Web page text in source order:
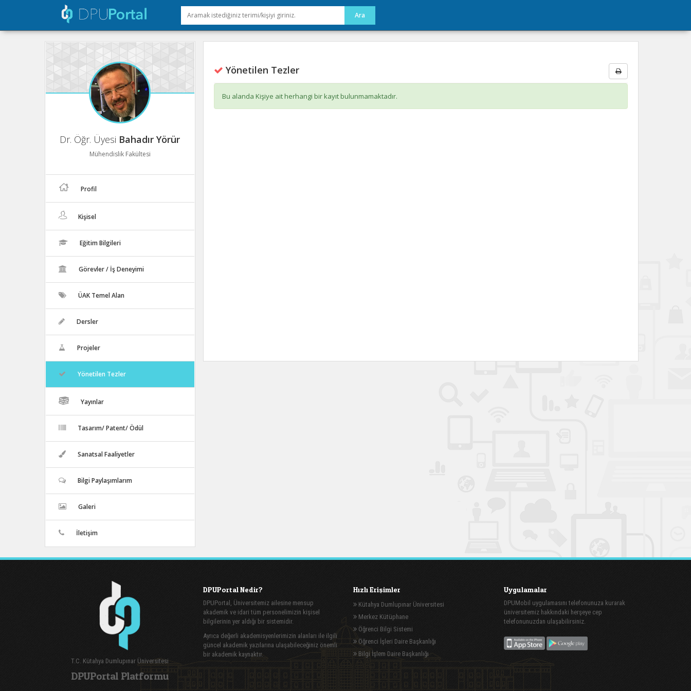
Dr. Öğr. Üyesi Bahadır Yörür
Mühendislik Fakültesi
Profil
Kişisel
Eğitim Bilgileri
Görevler / İş Deneyimi
ÜAK Temel Alan
Dersler
Projeler
Yönetilen Tezler
Yayınlar
Tasarım/ Patent/ Ödül
Sanatsal Faaliyetler
Bilgi Paylaşımlarım
Galeri
İletişim
Yönetilen Tezler
Bu alanda Kişiye ait herhangi bir kayıt bulunmamaktadır.
T.C. Kütahya Dumlupınar Üniversitesi
DPUPortal Platformu
DPUPortal Nedir?
DPUPortal, Üniversitemiz ailesine mensup
akademik ve idari tüm personelimizin kişisel
bilgilerinin yer aldığı bir sistemidir.
Ayrıca değerli akademisyenlerimizin alanları ile ilgili
güncel akademik yazılarına ulaşabileceğiniz önemli
bir akademik kaynaktır.
Hızlı Erişimler
Kütahya Dumlupınar Üniversitesi
Merkez Kütüphane
Öğrenci Bilgi Sistemi
Öğrenci İşleri Daire Başkanlığı
Bilgi İşlem Daire Başkanlığı
Uygulamalar
DPUMobil uygulamasını telefonunuza kurarak
üniversitemiz hakkındaki herşeye cep
telefonunuzdan ulaşabilirsiniz.